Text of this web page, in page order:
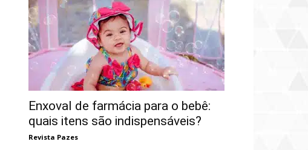
Enxoval de farmácia para o bebê:
quais itens são indispensáveis?
Revista Pazes